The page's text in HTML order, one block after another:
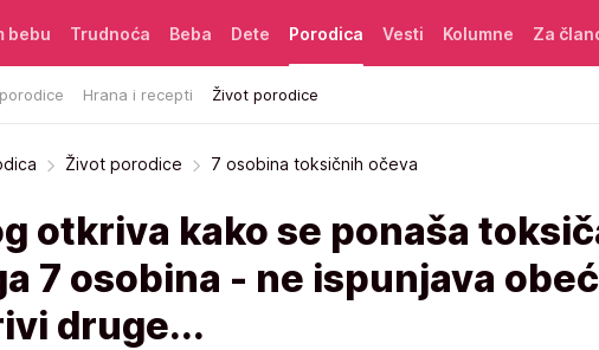
bebu Trudnoća Beba Dete Porodica
Hrana i recepti Život porodice
Vesti Kolumne Za
Život porodice 7 osobina toksičnih očeva
otkriva kako se ponaša
7 osobina - ne ispunjava
druge...